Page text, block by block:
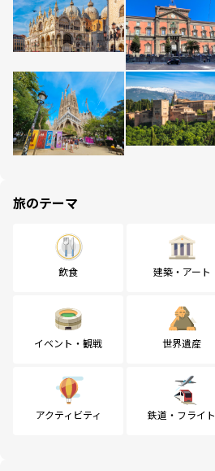
旅のテーマ
飲食 建築・アート
イベント・観戦 世界遺産
アクティビティ 鉄道・フライト